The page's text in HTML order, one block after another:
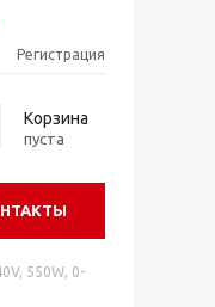
Регистрация
Корзина
пуста
550W, 0-